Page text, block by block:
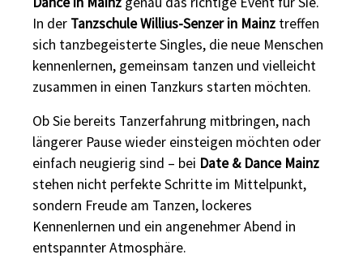
In der Tanzschule Willius-Senzer in Mainz treffen
sich tanzbegeisterte Singles, die neue Menschen
kennenlernen, gemeinsam tanzen und vielleicht
zusammen in einen Tanzkurs starten möchten.
Ob Sie bereits Tanzerfahrung mitbringen, nach
längerer Pause wieder einsteigen möchten oder
einfach neugierig sind – bei Date & Dance Mainz
stehen nicht perfekte Schritte im Mittelpunkt,
sondern Freude am Tanzen, lockeres
Kennenlernen und ein angenehmer Abend in
entspannter Atmosphäre.